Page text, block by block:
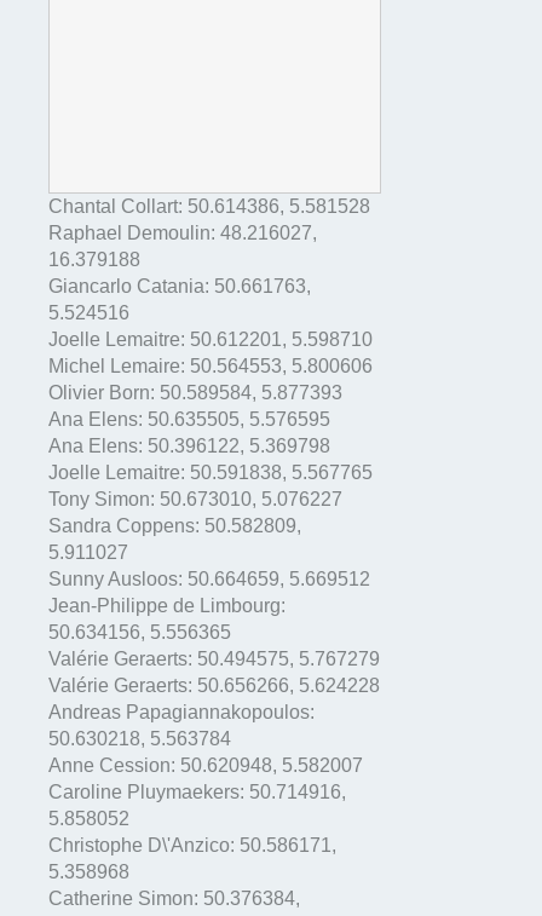
Chantal Collart: 50.614386, 5.581528
Raphael Demoulin: 48.216027,
16.379188
Giancarlo Catania: 50.661763,
5.524516
Joelle Lemaitre: 50.612201 , 5.598710
Michel Lemaire: 50.564553, 5.800606
Olivier Born: 50.589584, 5.877393
Ana Elens: 50.635505, 5.576595
Ana Elens: 50.396122, 5.369798
Joelle Lemaitre: 50.591838, 5.567765
Tony Simon: 50.673010, 5.076227
Sandra Coppens: 50.582809,
5.911027
Sunny Ausloos: 50.664659, 5.669512
Jean-Philippe de Limbourg:
50.634156, 5.556365
Valérie Geraerts: 50.494575, 5.767279
Valérie Geraerts: 50.656266, 5.624228
Andreas Papagiannakopoulos:
50.630218, 5.563784
Anne Cession: 50.620948, 5.582007
Caroline Pluymaekers: 50.714916,
5.858052
Christophe D\'Anzico: 50.586171 ,
5.358968
Catherine Simon: 50.376384,